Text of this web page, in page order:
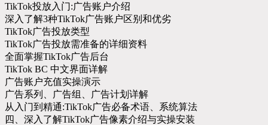
TikTok投放入门:广告账户介绍
深入了解3种TikTok广告账户区别和优劣
TikTok广告投放类型
TikTok广告投放需准备的详细资料
全面掌握TikTok广告后台
TikTok BC 中文界面详解
广告账户充值实操演示
广告系列、广告组、广告计划详解
从入门到精通:TikTok广告必备术语、系统算法
四、深入了解TikTok广告像素介绍与实操安装